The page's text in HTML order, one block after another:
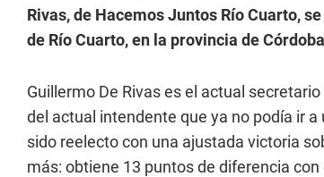
Rivas, de Hacemos Juntos Río Cuarto,
de Río Cuarto, en la provincia de
Guillermo De Rivas es el actual
del actual intendente que ya no podía ir
sido reelecto con una ajustada victoria
más: obtiene 13 puntos de diferencia con